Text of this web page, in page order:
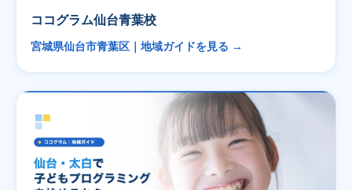
ココグラム仙台青葉校
宮城県仙台市青葉区｜地域ガイドを見る →